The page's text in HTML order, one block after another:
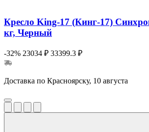
Кресло King-17 (Кинг-17)
кг, Черный
-32% 23034 ₽ 33399.3 ₽
Доставка по Красноярску, 10 августа